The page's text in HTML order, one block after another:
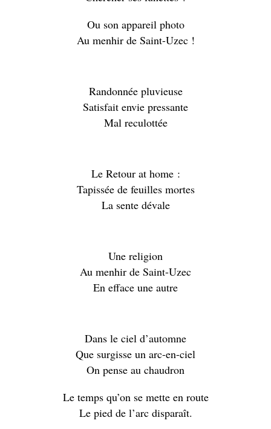
Ou son appareil photo
Au menhir de Saint-Uzec !
Randonnée pluvieuse
Satisfait envie pressante
Mal reculottée
Le Retour at home :
Tapissée de feuilles mortes
La sente dévale
Une religion
Au menhir de Saint-Uzec
En efface une autre
Dans le ciel d’automne
Que surgisse un arc-en-ciel
On pense au chaudron
Le temps qu’on se mette en route
Le pied de l’arc disparaît.